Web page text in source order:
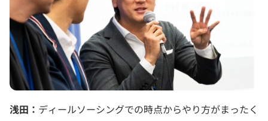
浅田： ディールソーシングでの時点からやり方がまったく